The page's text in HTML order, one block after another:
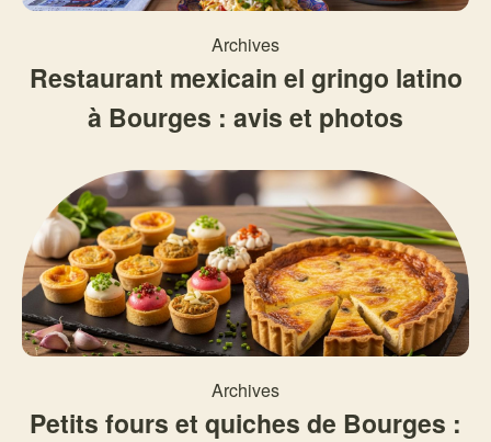
Archives
Restaurant mexicain el gringo latino
à Bourges : avis et photos
Archives
Petits fours et quiches de Bourges :